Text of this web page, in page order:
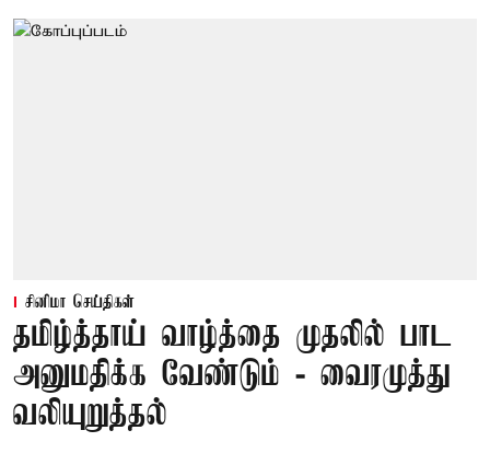
சினிமா செய்திகள்
தமிழ்த்தாய் வாழ்த்தை முதலில் பாட
அனுமதிக்க வேண்டும் - வைரமுத்து
வலியுறுத்தல்